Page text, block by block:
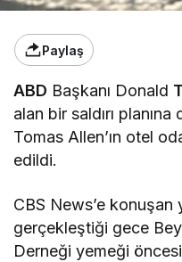
Paylaş
ABD Başkanı Donald
alan bir saldırı
Tomas Allen’ın otel
edildi.
CBS News’e konuşan
gerçekleştiği gece
Derneği yemeği